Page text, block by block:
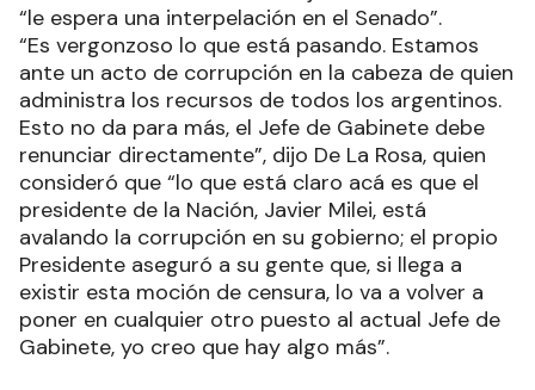
“le espera una interpelación en el Senado”.
“Es vergonzoso lo que está pasando. Estamos
ante un acto de corrupción en la cabeza de quien
administra los recursos de todos los argentinos.
Esto no da para más, el Jefe de Gabinete debe
renunciar directamente”, dijo De La Rosa, quien
consideró que “lo que está claro acá es que el
presidente de la Nación, Javier Milei, está
avalando la corrupción en su gobierno; el propio
Presidente aseguró a su gente que, si llega a
existir esta moción de censura, lo va a volver a
poner en cualquier otro puesto al actual Jefe de
Gabinete, yo creo que hay algo más”.